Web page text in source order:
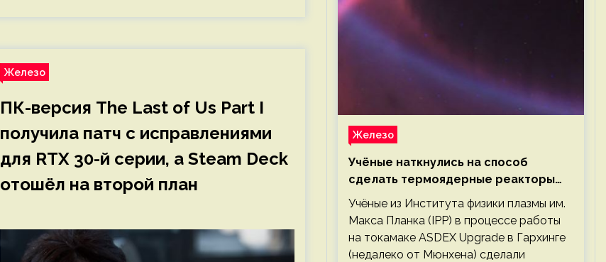
Железо
ПК-версия The Last of Us Part I
получила патч с исправлениями
для RTX 30-й серии, а Steam Deck
отошёл на второй план
Железо
Учёные наткнулись на способ
сделать термоядерные реакторы
более компактными или мощными
Учёные из Института физики плазмы им.
Макса Планка (IPP) в процессе работы
на токамаке ASDEX Upgrade в Гархинге
(недалеко от Мюнхена) сделали